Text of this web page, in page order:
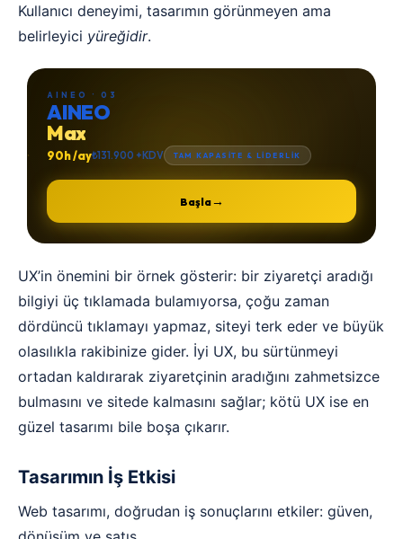
Kullanıcı deneyimi, tasarımın görünmeyen ama
belirleyici yüreğidir.
AINEO · 03
AINEO
Max
90h /ay₺131.900 +KDV TAM KAPASİTE & LİDERLİK
Başla→
UX’in önemini bir örnek gösterir: bir ziyaretçi aradığı
bilgiyi üç tıklamada bulamıyorsa, çoğu zaman
dördüncü tıklamayı yapmaz, siteyi terk eder ve büyük
olasılıkla rakibinize gider. İyi UX, bu sürtünmeyi
ortadan kaldırarak ziyaretçinin aradığını zahmetsizce
bulmasını ve sitede kalmasını sağlar; kötü UX ise en
güzel tasarımı bile boşa çıkarır.
Tasarımın İş Etkisi
Web tasarımı, doğrudan iş sonuçlarını etkiler: güven,